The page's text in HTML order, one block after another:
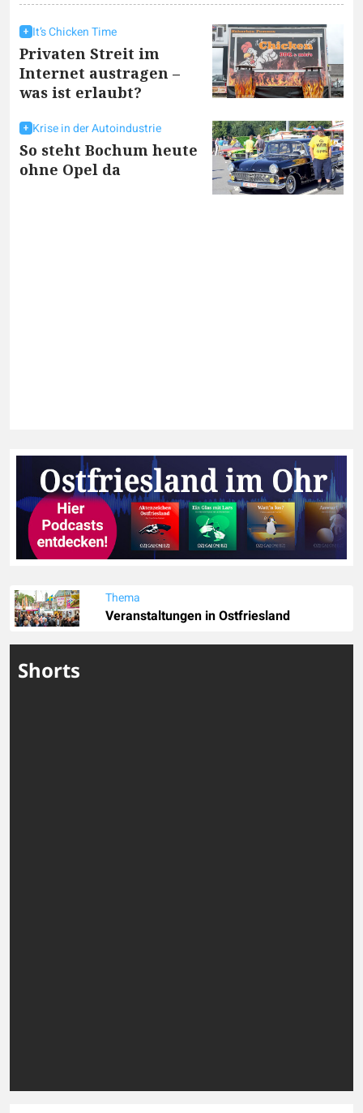
It’s Chicken Time
Privaten Streit im
Internet austragen –
was ist erlaubt?
Krise in der Autoindustrie
So steht Bochum heute
ohne Opel da
Thema
Veranstaltungen in Ostfriesland
Shorts